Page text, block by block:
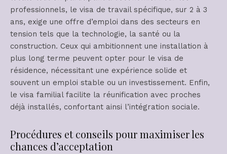
professionnels, le visa de travail spécifique, sur 2 à 3
ans, exige une offre d’emploi dans des secteurs en
tension tels que la technologie, la santé ou la
construction. Ceux qui ambitionnent une installation à
plus long terme peuvent opter pour le visa de
résidence, nécessitant une expérience solide et
souvent un emploi stable ou un investissement. Enfin,
le visa familial facilite la réunification avec proches
déjà installés, confortant ainsi l’intégration sociale.
Procédures et conseils pour maximiser les
chances d’acceptation